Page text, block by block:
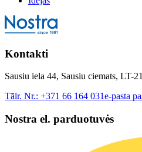
Kontakti
Sausiu iela 44, Sausiu ciemats, LT-
Tālr. Nr.: +371 66 164 031e-pasta
Nostra el. parduotuvės